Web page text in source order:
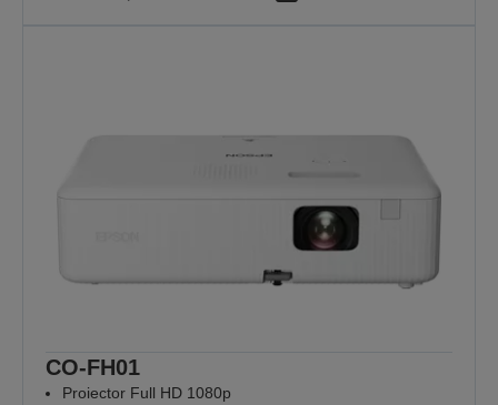
CO-FH01
Proiector Full HD 1080p